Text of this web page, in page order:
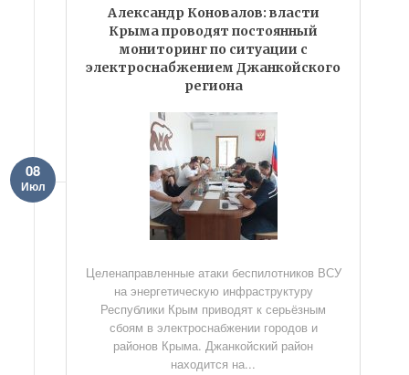
Александр Коновалов: власти
Крыма проводят постоянный
мониторинг по ситуации с
электроснабжением Джанкойского
региона
08
Июл
Целенаправленные атаки беспилотников ВСУ
на энергетическую инфраструктуру
Республики Крым приводят к серьёзным
сбоям в электроснабжении городов и
районов Крыма. Джанкойский район
находится на...